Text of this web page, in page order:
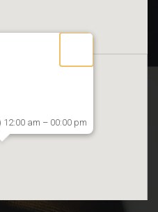
12:00 am – 00:00 pm
區東信路 33 號